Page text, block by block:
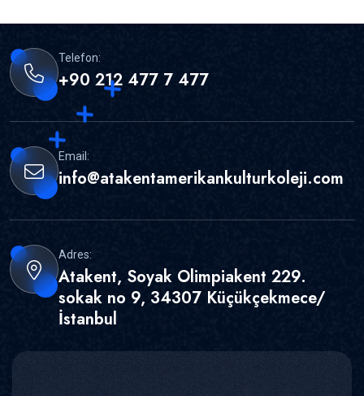
Telefon:
+90 212 477 7 477
Email:
info@atakentamerikankulturkoleji.com
Adres:
Atakent, Soyak Olimpiakent 229.
sokak no 9, 34307 Küçükçekmece/
İstanbul